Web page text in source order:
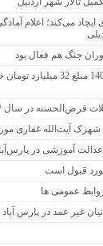
فناوری ۵۰ هکتاری ایجاد می‌کند؛
جنگ هم فعال بود
کمیته امداد سرعین در سال
شهرک آیت‌الله غفاری
آموزشی در
عمومی ها
غیر عمد در پارس